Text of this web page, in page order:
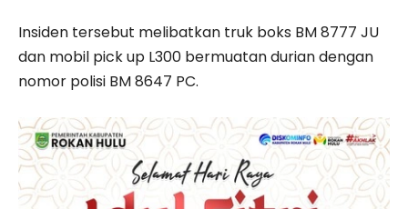
Insiden tersebut melibatkan truk boks BM 8777 JU
dan mobil pick up L300 bermuatan durian dengan
nomor polisi BM 8647 PC.